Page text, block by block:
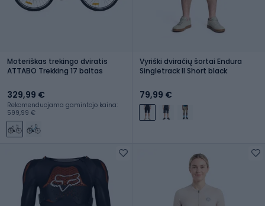
Moteriškas trekingo dviratis
ATTABO Trekking 17 baltas
329,99 €
Rekomenduojama gamintojo kaina:
599,99 €
Vyriški dviračių šortai Endura
Singletrack II Short black
79,99 €